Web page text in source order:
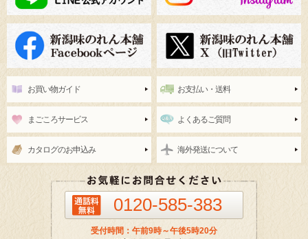
お買い物ガイド お支払い・送料
まごころサービス よくあるご質問
カタログのお申込み 海外発送について
0120-585-383
受付時間：午前9時～午後5時20分